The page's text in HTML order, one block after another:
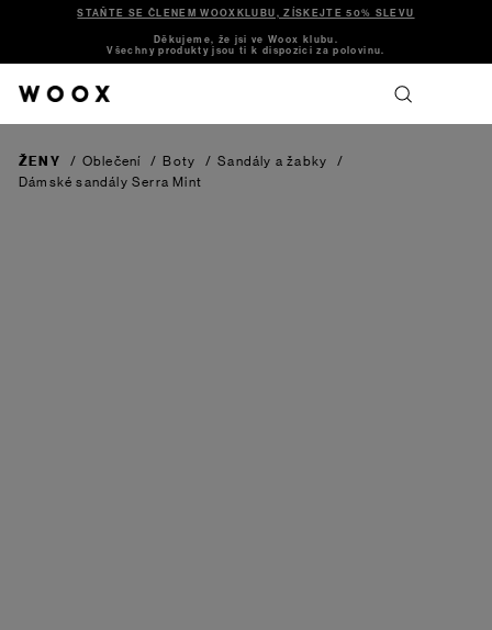
STAŇTE SE ČLENEM WOOXKLUBU, ZÍSKEJTE 50% SLEVU
Děkujeme, že jsi ve Woox klubu.
Všechny produkty jsou ti k dispozici za polovinu.
ŽENY / Oblečení / Boty / Sandály a žabky
/
Dámské sandály Serra Mint